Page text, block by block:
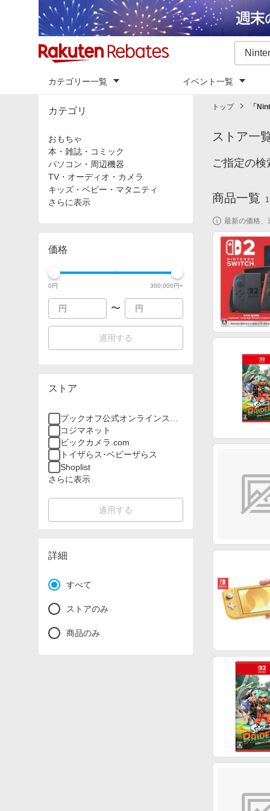
カテゴリー一覧 イベント一覧
カテゴリ
おもちゃ
本・雑誌・コミック
パソコン・周辺機器
TV・オーディオ・カメラ
キッズ・ベビー・マタニティ
さらに表示
価格
0円 300,000円+
〜
適用する
ストア
ブックオフ公式オンラインスト
ア
コジマネット
ビックカメラ.com
トイザらス･ベビーザらス
Shoplist
さらに表示
適用する
詳細
すべて
ストアのみ
商品のみ
トップ 「
ストア一
ご指定の
商品一覧 1
最新の価格、